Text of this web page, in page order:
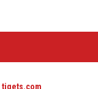
tiqets.com